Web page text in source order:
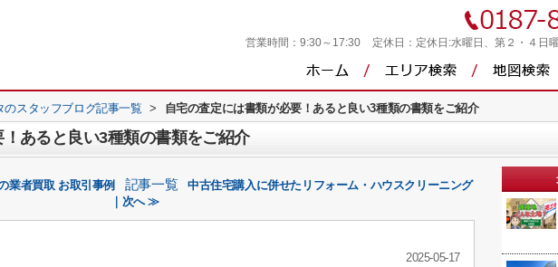
営業時間： 9:30～17:30 定休日： 定休日:水曜日、第２・４日
のスタッフブログ記事一覧 > 自宅の査定には書類が必要！あると良い3種類の書類をご紹介
あると良い3種類の書類をご紹介
業者買取 お取引事例 記事一覧
中古住宅購入に併せたリフォーム・ハウスクリーニング
｜次へ ≫
2025-05-17